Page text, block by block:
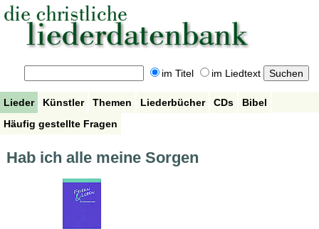
im Titel im Liedtext
Lieder Künstler Themen Liederbücher CDs
Bibel
Häufig gestellte Fragen
Hab ich alle meine Sorgen